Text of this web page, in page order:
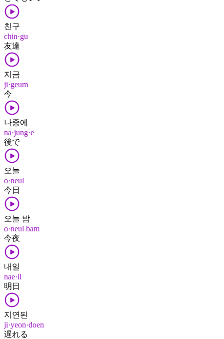
친구
chin·gu
友達
지금
ji·geum
今
나중에
na·jung·e
後​で
오늘
o·neul
今日
오늘 밤
o·neul bam
今夜
내일
nae·il
明日
지연된
ji·yeon·doen
遅れる